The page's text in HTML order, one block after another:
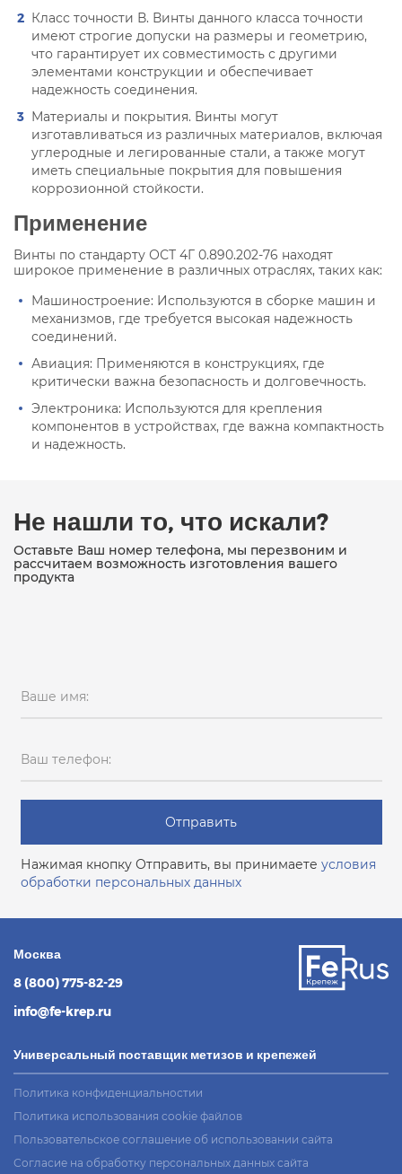
Класс точности В. Винты данного класса точности
имеют строгие допуски на размеры и геометрию,
что гарантирует их совместимость с другими
элементами конструкции и обеспечивает
надежность соединения.
Материалы и покрытия. Винты могут
изготавливаться из различных материалов, включая
углеродные и легированные стали, а также могут
иметь специальные покрытия для повышения
коррозионной стойкости.
Применение
Винты по стандарту ОСТ 4Г 0.890.202-76 находят
широкое применение в различных отраслях, таких как:
Машиностроение: Используются в сборке машин и
механизмов, где требуется высокая надежность
соединений.
Авиация: Применяются в конструкциях, где
критически важна безопасность и долговечность.
Электроника: Используются для крепления
компонентов в устройствах, где важна компактность
и надежность.
Не нашли то, что искали?
Оставьте Ваш номер телефона, мы перезвоним и
рассчитаем возможность изготовления вашего
продукта
Ваше имя:
Ваш телефон:
Отправить
Нажимая кнопку Отправить, вы принимаете условия
обработки персональных данных
Москва
8 (800) 775-82-29
info@fe-krep.ru
Универсальный поставщик метизов и крепежей
Политика конфиденциальностии
Политика использования cookie файлов
Пользовательское соглашение об использовании сайта
Согласие на обработку персональных данных сайта